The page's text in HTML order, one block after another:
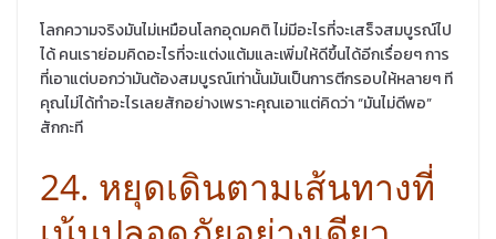
โลกความจริงมันไม่เหมือนโลกอุดมคติ ไม่มีอะไรที่จะเสร็จสมบูรณ์ไป
ได้ คนเราย่อมคิดอะไรที่จะแต่งแต้มและเพิ่มให้ดีขึ้นได้อีกเรื่อยๆ การ
ที่เอาแต่บอกว่ามันต้องสมบูรณ์เท่านั้นมันเป็นการตีกรอบให้หลายๆ ที
คุณไม่ได้ทำอะไรเลยสักอย่างเพราะคุณเอาแต่คิดว่า “มันไม่ดีพอ”
สักกะที
24. หยุดเดินตามเส้นทางที่